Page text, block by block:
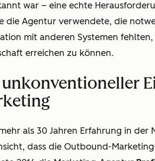
war – eine echte
die Agentur verwendete, die
mit anderen Systemen
erreichen zu können.
unkonventioneller
als 30 Jahren Erfahrung in
dass die Outbound-